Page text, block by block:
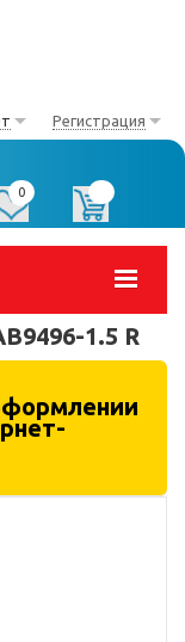
Регистрация
0
1.5 R